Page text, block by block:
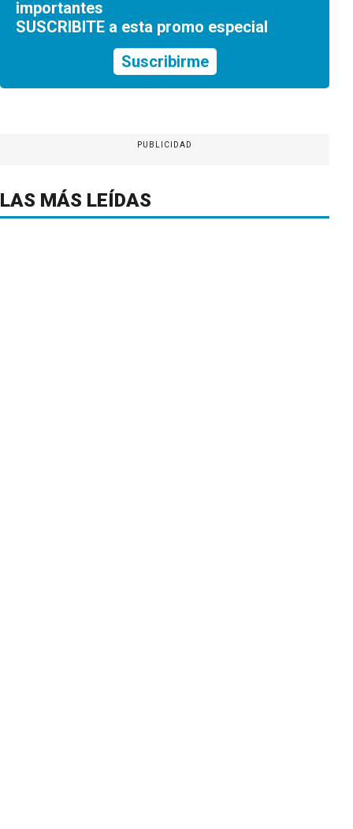
importantes
SUSCRIBITE a esta promo especial
Suscribirme
PUBLICIDAD
LAS MÁS LEÍDAS